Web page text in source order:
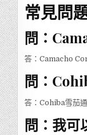
常見問
問：
答：Camacho
問：
答：Cohiba雪茄
問：我可